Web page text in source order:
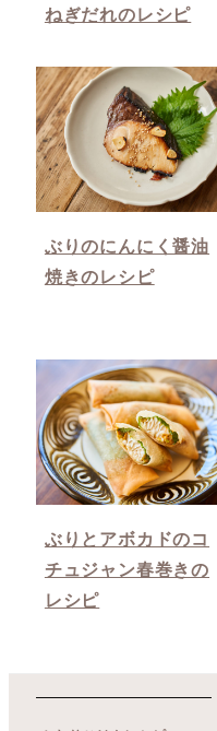
ねぎだれのレシピ
ぶりのにんにく醤油
焼きのレシピ
ぶりとアボカドのコ
チュジャン春巻きの
レシピ